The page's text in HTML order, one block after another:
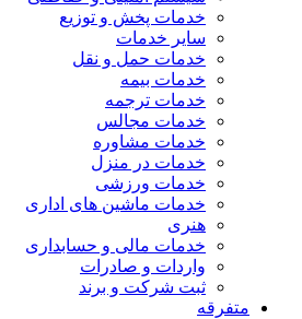
خدمات پخش و توزیع
سایر خدمات
خدمات حمل و نقل
خدمات بیمه
خدمات ترجمه
خدمات مجالس
خدمات مشاوره
خدمات در منزل
خدمات ورزشی
خدمات ماشین های اداری
هنری
خدمات مالی و حسابداری
واردات و صادرات
ثبت شرکت و برند
متفرقه